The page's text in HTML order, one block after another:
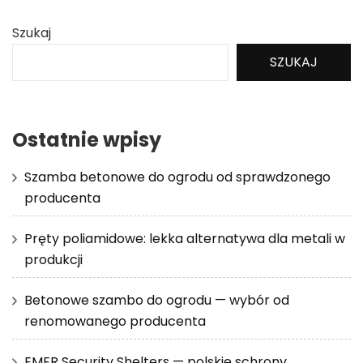
Szukaj
SZUKAJ
Ostatnie wpisy
Szamba betonowe do ogrodu od sprawdzonego
producenta
Pręty poliamidowe: lekka alternatywa dla metali w
produkcji
Betonowe szambo do ogrodu — wybór od
renomowanego producenta